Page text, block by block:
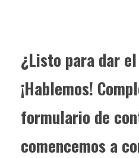
¿Listo para dar
¡Hablemos!
formulario de
comencemos a